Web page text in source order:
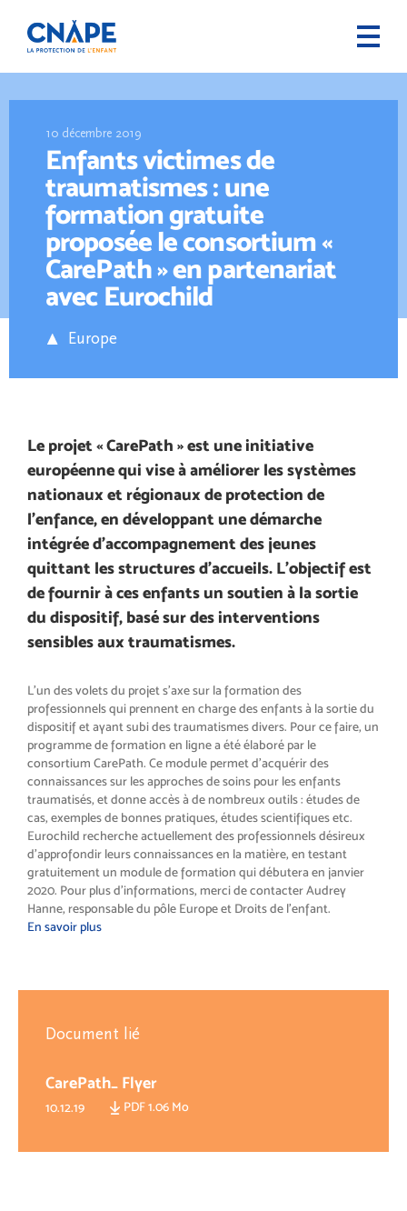
10 décembre 2019
Enfants victimes de
traumatismes : une
formation gratuite
proposée le consortium «
CarePath » en partenariat
avec Eurochild
Europe
Le projet « CarePath » est une initiative
européenne qui vise à améliorer les systèmes
nationaux et régionaux de protection de
l’enfance, en développant une démarche
intégrée d’accompagnement des jeunes
quittant les structures d’accueils. L’objectif est
de fournir à ces enfants un soutien à la sortie
du dispositif, basé sur des interventions
sensibles aux traumatismes.
L’un des volets du projet s’axe sur la formation des
professionnels qui prennent en charge des enfants à la sortie du
dispositif et ayant subi des traumatismes divers. Pour ce faire, un
programme de formation en ligne a été élaboré par le
consortium CarePath. Ce module permet d’acquérir des
connaissances sur les approches de soins pour les enfants
traumatisés, et donne accès à de nombreux outils : études de
cas, exemples de bonnes pratiques, études scientifiques etc.
Eurochild recherche actuellement des professionnels désireux
d’approfondir leurs connaissances en la matière, en testant
gratuitement un module de formation qui débutera en janvier
2020. Pour plus d’informations, merci de contacter Audrey
Hanne, responsable du pôle Europe et Droits de l’enfant.
En savoir plus
Document lié
CarePath_ Flyer
10.12.19 PDF 1.06 Mo